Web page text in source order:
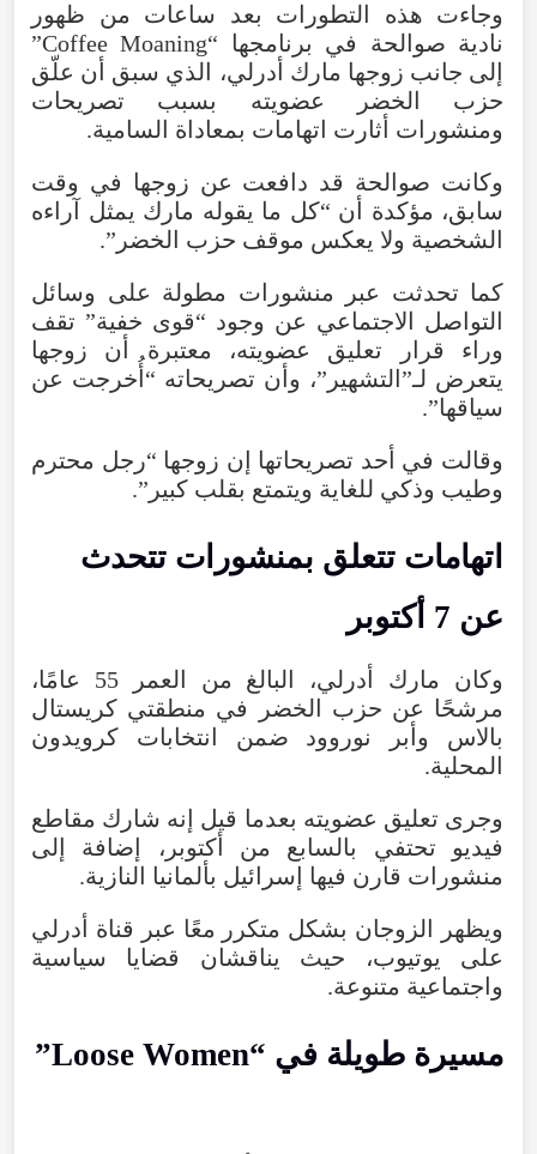
وجاءت هذه التطورات بعد ساعات من
ظهور
نادية صوالحة في برنامجها “
Coffee Moaning
”
إلى جانب زوجها مارك أدرلي، الذي سبق أن علّق
حزب
الخضر عضويته بسبب
تصريحات
ومنشورات أثارت اتهامات بمعاداة السامية.
وكانت صوالحة قد دافعت عن زوجها في وقت
سابق، مؤكدة أن “كل ما يقوله مارك يمثل
آراءه
الشخصية ولا يعكس موقف حزب الخضر ”.
كما تحدثت عبر منشورات مطولة على وسائل
التواصل
الاجتماعي عن وجود “قوى خفية” تقف
وراء
قرار تعليق عضويته، معتبرة أن
زوجها
يتعرض لـ”التشهير ”، وأن تصريحاته “أُخرجت عن
سياقها”.
وقالت في أحد تصريحاتها إن زوجها “رجل محترم
وطيب وذكي للغاية ويتمتع بقلب كبير ”.
اتهامات تتعلق بمنشورات تتحدث
عن
أكتوبر
وكان مارك أدرلي، البالغ من العمر
55 عامًا،
مرشحًا عن حزب الخضر في منطقتي كريستال
بالاس
وأبر نوروود ضمن انتخابات
كرويدون
المحلية.
وجرى تعليق عضويته بعدما قيل إنه شارك مقاطع
فيديو
تحتفي بالسابع من أكتوبر ، إضافة
إلى
منشورات قارن فيها إسرائيل بألمانيا النازية.
ويظهر
الزوجان بشكل متكرر معًا عبر قناة
أدرلي
على
يوتيوب، حيث يناقشان قضايا
سياسية
واجتماعية متنوعة.
مسيرة طويلة في “
Loose Women
”